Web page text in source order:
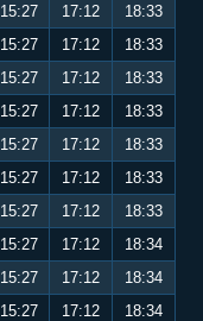
15:27 17:12
18:33
15:27 17:12
18:33
15:27 17:12
18:33
15:27 17:12
18:33
15:27 17:12
18:33
15:27 17:12
18:33
15:27 17:12
18:33
15:27 17:12
18:34
15:27 17:12
18:34
15:27 17:12
18:34